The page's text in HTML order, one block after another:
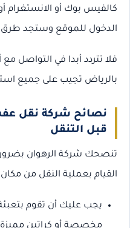
كالفيس بوك أو الانستغرام
الدخول للموقع وستجد طرق
فلا تتردد أبدا في
بالرياض تجيب على جميع
نصائح شركة نقل
قبل التنقل
تنصحك شركة الرهوان
القيام بعملية النقل من
يجب عليك أن تقوم
مخصصة أو كراتين مميزة